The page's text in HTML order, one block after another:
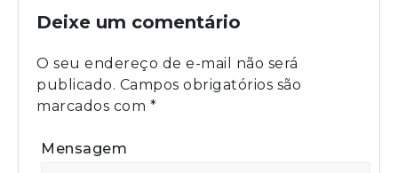
Deixe um comentário
O seu endereço de e-mail não será
publicado. Campos obrigatórios são
marcados com *
Mensagem